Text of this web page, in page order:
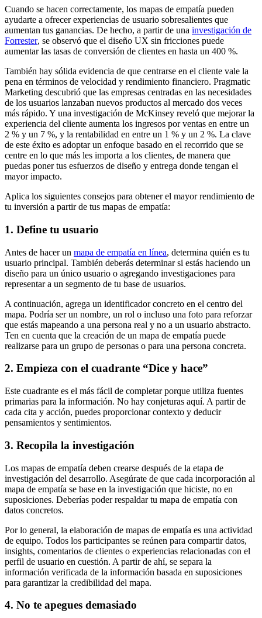
Cuando se hacen correctamente, los mapas de empatía pueden
ayudarte a ofrecer experiencias de usuario sobresalientes que
aumentan tus ganancias. De hecho, a partir de una investigación de
Forrester, se observó que el diseño UX sin fricciones puede
aumentar las tasas de conversión de clientes en hasta un 400 %.
También hay sólida evidencia de que centrarse en el cliente vale la
pena en términos de velocidad y rendimiento financiero. Pragmatic
Marketing descubrió que las empresas centradas en las necesidades
de los usuarios lanzaban nuevos productos al mercado dos veces
más rápido. Y una investigación de McKinsey reveló que mejorar la
experiencia del cliente aumenta los ingresos por ventas en entre un
2 % y un 7 %, y la rentabilidad en entre un 1 % y un 2 %. La clave
de este éxito es adoptar un enfoque basado en el recorrido que se
centre en lo que más les importa a los clientes, de manera que
puedas poner tus esfuerzos de diseño y entrega donde tengan el
mayor impacto.
Aplica los siguientes consejos para obtener el mayor rendimiento de
tu inversión a partir de tus mapas de empatía:
1. Define tu usuario
Antes de hacer un mapa de empatía en línea, determina quién es tu
usuario principal. También deberás determinar si estás haciendo un
diseño para un único usuario o agregando investigaciones para
representar a un segmento de tu base de usuarios.
A continuación, agrega un identificador concreto en el centro del
mapa. Podría ser un nombre, un rol o incluso una foto para reforzar
que estás mapeando a una persona real y no a un usuario abstracto.
Ten en cuenta que la creación de un mapa de empatía puede
realizarse para un grupo de personas o para una persona concreta.
2. Empieza con el cuadrante “Dice y hace”
Este cuadrante es el más fácil de completar porque utiliza fuentes
primarias para la información. No hay conjeturas aquí. A partir de
cada cita y acción, puedes proporcionar contexto y deducir
pensamientos y sentimientos.
3. Recopila la investigación
Los mapas de empatía deben crearse después de la etapa de
investigación del desarrollo. Asegúrate de que cada incorporación al
mapa de empatía se base en la investigación que hiciste, no en
suposiciones. Deberías poder respaldar tu mapa de empatía con
datos concretos.
Por lo general, la elaboración de mapas de empatía es una actividad
de equipo. Todos los participantes se reúnen para compartir datos,
insights, comentarios de clientes o experiencias relacionadas con el
perfil de usuario en cuestión. A partir de ahí, se separa la
información verificada de la información basada en suposiciones
para garantizar la credibilidad del mapa.
4. No te apegues demasiado